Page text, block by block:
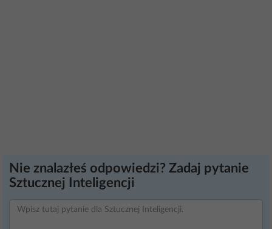
Nie znalazłeś odpowiedzi? Zadaj pytanie
Sztucznej Inteligencji